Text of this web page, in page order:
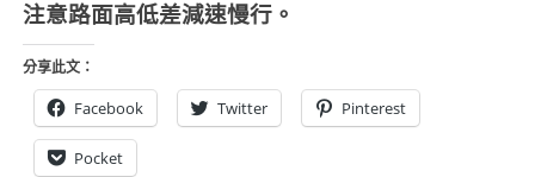
注意路面高低差減速慢行。
分享此文：
Facebook Twitter Pinterest
Pocket